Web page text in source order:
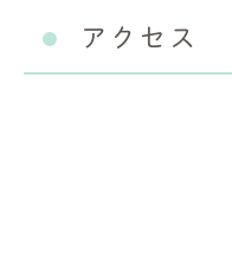
アクセス